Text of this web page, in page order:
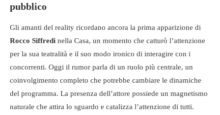
pubblico
Gli amanti del reality ricordano ancora la prima apparizione di
Rocco Siffredi nella Casa, un momento che catturò l’attenzione
per la sua teatralità e il suo modo ironico di interagire con i
concorrenti. Oggi il rumor parla di un ruolo più centrale, un
coinvolgimento completo che potrebbe cambiare le dinamiche
del programma. La presenza dell’attore possiede un magnetismo
naturale che attira lo sguardo e catalizza l’attenzione di tutti.